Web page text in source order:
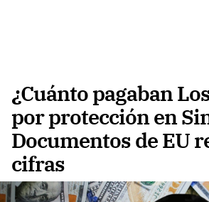
¿Cuánto pagaban
por protección en
Documentos de EU
cifras